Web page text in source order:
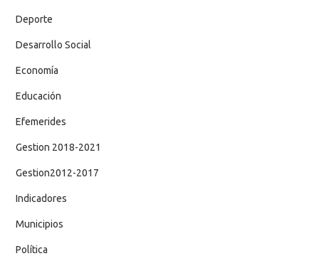
Deporte
Desarrollo Social
Economía
Educación
Efemerides
Gestion 2018-2021
Gestion2012-2017
Indicadores
Municipios
Política